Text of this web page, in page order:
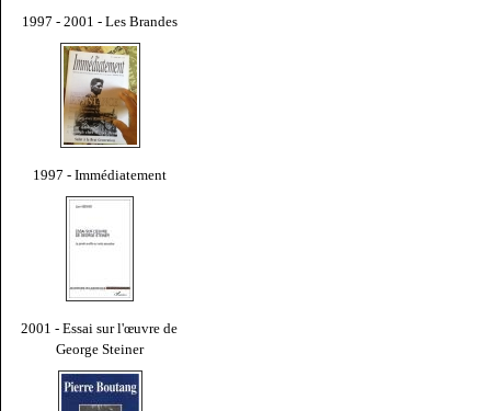
1997 - 2001 - Les Brandes
1997 - Immédiatement
2001 - Essai sur l'œuvre de
George Steiner